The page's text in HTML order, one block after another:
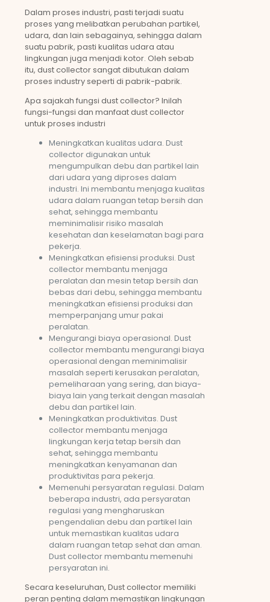
Dalam proses industri, pasti terjadi suatu
proses yang melibatkan perubahan partikel,
udara, dan lain sebagainya, sehingga dalam
suatu pabrik, pasti kualitas udara atau
lingkungan juga menjadi kotor. Oleh sebab
itu, dust collector sangat dibutukan dalam
proses industry seperti di pabrik-pabrik.
Apa sajakah fungsi dust collector? Inilah
fungsi-fungsi dan manfaat dust collector
untuk proses industri
Meningkatkan kualitas udara. Dust
collector digunakan untuk
mengumpulkan debu dan partikel lain
dari udara yang diproses dalam
industri. Ini membantu menjaga kualitas
udara dalam ruangan tetap bersih dan
sehat, sehingga membantu
meminimalisir risiko masalah
kesehatan dan keselamatan bagi para
pekerja.
Meningkatkan efisiensi produksi. Dust
collector membantu menjaga
peralatan dan mesin tetap bersih dan
bebas dari debu, sehingga membantu
meningkatkan efisiensi produksi dan
memperpanjang umur pakai
peralatan.
Mengurangi biaya operasional. Dust
collector membantu mengurangi biaya
operasional dengan meminimalisir
masalah seperti kerusakan peralatan,
pemeliharaan yang sering, dan biaya-
biaya lain yang terkait dengan masalah
debu dan partikel lain.
Meningkatkan produktivitas. Dust
collector membantu menjaga
lingkungan kerja tetap bersih dan
sehat, sehingga membantu
meningkatkan kenyamanan dan
produktivitas para pekerja.
Memenuhi persyaratan regulasi. Dalam
beberapa industri, ada persyaratan
regulasi yang mengharuskan
pengendalian debu dan partikel lain
untuk memastikan kualitas udara
dalam ruangan tetap sehat dan aman.
Dust collector membantu memenuhi
persyaratan ini.
Secara keseluruhan, Dust collector memiliki
peran penting dalam memastikan lingkungan